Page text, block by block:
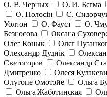
О. В. Черных
О. И. Бегма
О. Полосін
О.
Уолтон
О. Фауст О.
Безносова
Оксана
Олег Конык
Олег
Олександр Дуднік
Свєтогоров
Олександр
Дмитренко
Олеся
Олутопе Омотойе
Ольга
Ольга Жаботинская